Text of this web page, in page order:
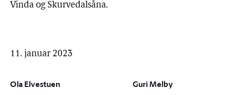
Vinda og Skurvedalsåna.
11. januar 2023
Ola Elvestuen Guri Melby